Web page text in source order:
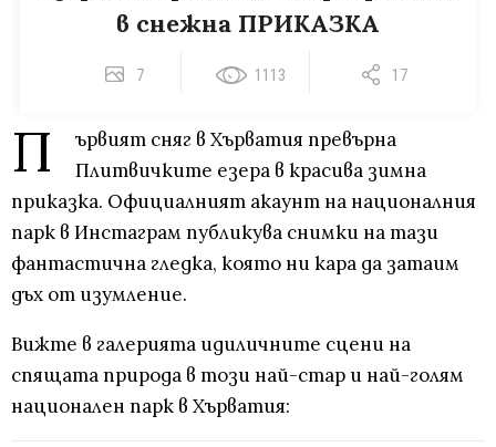
в снежна ПРИКАЗКА
7 1113 17
П
ървият сняг в Хърватия превърна
Плитвичките езера в красива зимна
приказка. Официалният акаунт на националния
парк в Инстаграм публикува снимки на тази
фантастична гледка, която ни кара да затаим
дъх от изумление.
Вижте в галерията идиличните сцени на
спящата природа в този най-стар и най-голям
национален парк в Хърватия: